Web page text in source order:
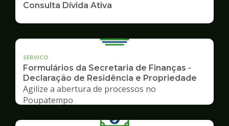
Consulta Dívida Ativa
SERVICO
Formulários da Secretaria de Finanças -
Declaração de Residência e Propriedade
Agilize a abertura de processos no
Poupatempo